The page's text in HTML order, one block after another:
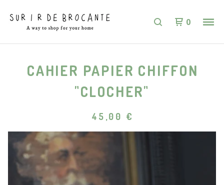
0
CAHIER PAPIER CHIFFON
"CLOCHER"
45,00 €